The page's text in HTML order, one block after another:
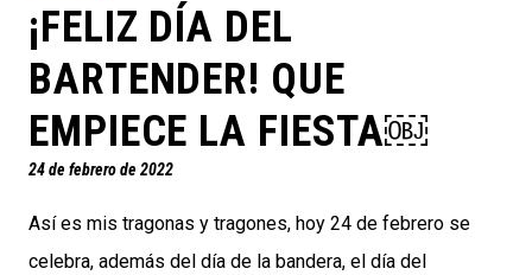
¡FELIZ DÍA DEL
BARTENDER! QUE
EMPIECE LA FIESTA￼
24 de febrero de 2022
Así es mis tragonas y tragones, hoy 24 de febrero se
celebra, además del día de la bandera, el día del